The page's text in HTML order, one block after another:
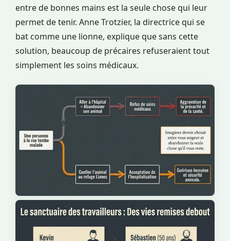
entre de bonnes mains est la seule chose qui leur
permet de tenir. Anne Trotzier, la directrice qui se
bat comme une lionne, explique que sans cette
solution, beaucoup de précaires refuseraient tout
simplement les soins médicaux.